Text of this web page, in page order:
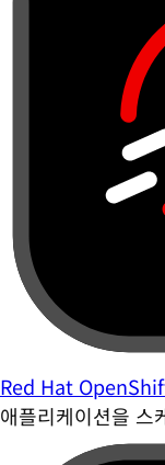
Red Hat
애플리케이션을 스